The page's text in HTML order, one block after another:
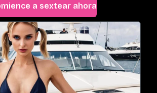
a sextear ahora